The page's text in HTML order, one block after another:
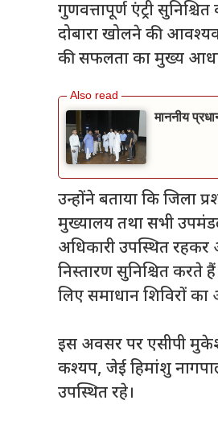
गुणवत्तापूर्ण एंट्री
दोबारा खोलने की
की सफलता का मुख्य
माननीय
उन्होंने बताया कि जिला
मुख्यालय तथा सभी
अधिकारी उपस्थित
निस्तारण सुनिश्चित
लिए समाधान शिविरों
इस अवसर पर एसीपी
कश्यप, जेई हिमांशु
उपस्थित रहे।